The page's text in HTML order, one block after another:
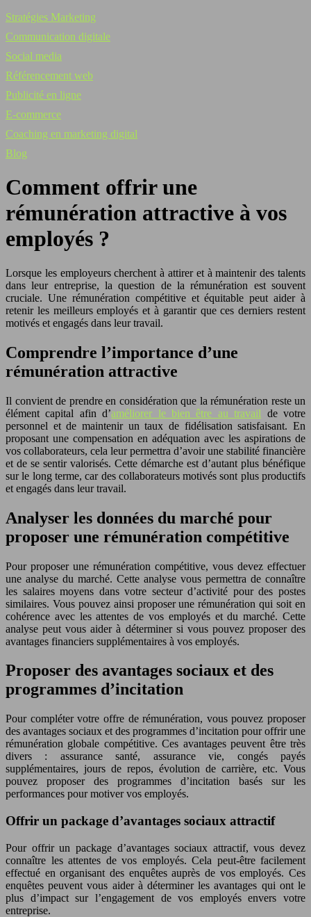
Stratégies Marketing
Communication digitale
Social media
Référencement web
Publicité en ligne
E-commerce
Coaching en marketing digital
Blog
Comment offrir une
rémunération attractive à vos
employés ?
Lorsque les employeurs cherchent à attirer et à maintenir des talents
dans leur entreprise, la question de la rémunération est souvent
cruciale. Une rémunération compétitive et équitable peut aider à
retenir les meilleurs employés et à garantir que ces derniers restent
motivés et engagés dans leur travail.
Comprendre l’importance d’une
rémunération attractive
Il convient de prendre en considération que la rémunération reste un
élément capital afin d’améliorer le bien être au travail de votre
personnel et de maintenir un taux de fidélisation satisfaisant. En
proposant une compensation en adéquation avec les aspirations de
vos collaborateurs, cela leur permettra d’avoir une stabilité financière
et de se sentir valorisés. Cette démarche est d’autant plus bénéfique
sur le long terme, car des collaborateurs motivés sont plus productifs
et engagés dans leur travail.
Analyser les données du marché pour
proposer une rémunération compétitive
Pour proposer une rémunération compétitive, vous devez effectuer
une analyse du marché. Cette analyse vous permettra de connaître
les salaires moyens dans votre secteur d’activité pour des postes
similaires. Vous pouvez ainsi proposer une rémunération qui soit en
cohérence avec les attentes de vos employés et du marché. Cette
analyse peut vous aider à déterminer si vous pouvez proposer des
avantages financiers supplémentaires à vos employés.
Proposer des avantages sociaux et des
programmes d’incitation
Pour compléter votre offre de rémunération, vous pouvez proposer
des avantages sociaux et des programmes d’incitation pour offrir une
rémunération globale compétitive. Ces avantages peuvent être très
divers : assurance santé, assurance vie, congés payés
supplémentaires, jours de repos, évolution de carrière, etc. Vous
pouvez proposer des programmes d’incitation basés sur les
performances pour motiver vos employés.
Offrir un package d’avantages sociaux attractif
Pour offrir un package d’avantages sociaux attractif, vous devez
connaître les attentes de vos employés. Cela peut-être facilement
effectué en organisant des enquêtes auprès de vos employés. Ces
enquêtes peuvent vous aider à déterminer les avantages qui ont le
plus d’impact sur l’engagement de vos employés envers votre
entreprise.